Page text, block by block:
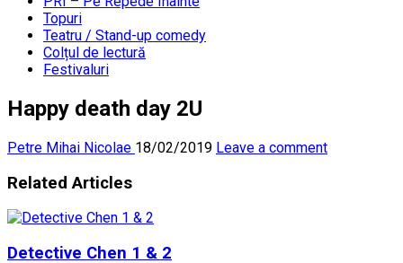
Topuri
Teatru / Stand-up comedy
Colțul de lectură
Festivaluri
Happy death day 2U
Petre Mihai Nicolae 18/02/2019 Leave a comment
Related Articles
Detective Chen 1 & 2